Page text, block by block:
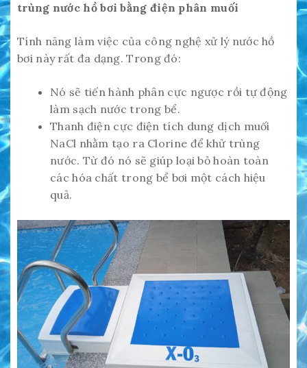
trùng nước hồ bơi bằng điện phân muối
Tính năng làm việc của công nghệ xử lý nước hồ
bơi này rất đa dạng. Trong đó:
Nó sẽ tiến hành phân cực ngược rồi tự động
làm sạch nước trong bể.
Thanh điện cực điện tích dung dịch muối
NaCl nhằm tạo ra Clorine để khử trùng
nước. Từ đó nó sẽ giúp loại bỏ hoàn toàn
các hóa chất trong bể bơi một cách hiệu
quả.